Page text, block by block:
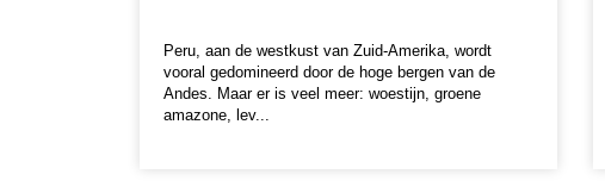
Peru, aan de westkust van Zuid-Amerika, wordt
vooral gedomineerd door de hoge bergen van de
Andes. Maar er is veel meer: woestijn, groene
amazone, lev...